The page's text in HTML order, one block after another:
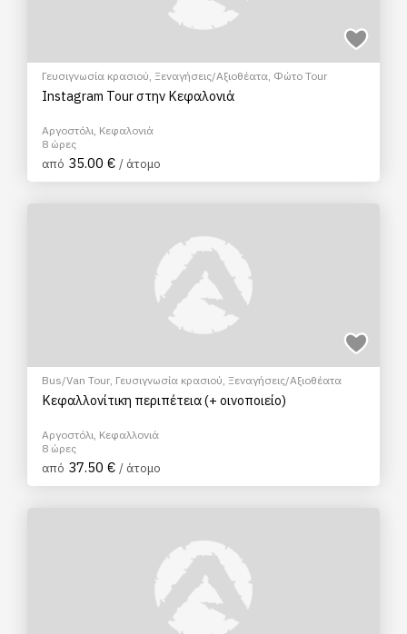
Γευσιγνωσία κρασιού, Ξεναγήσεις/Αξιοθέατα, Φώτο Tour
Instagram Tour στην Κεφαλονιά
Αργοστόλι, Κεφαλονιά
8 ώρες
από 35.00 € / άτομο
Bus/Van Tour, Γευσιγνωσία κρασιού, Ξεναγήσεις/Αξιοθέατα
Κεφαλλονίτικη περιπέτεια (+ οινοποιείο)
Αργοστόλι, Κεφαλλονιά
8 ώρες
από 37.50 € / άτομο